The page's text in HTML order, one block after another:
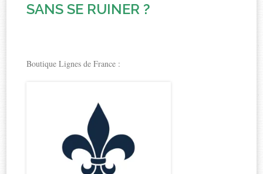
SANS SE RUINER ?
Boutique Lignes de France :